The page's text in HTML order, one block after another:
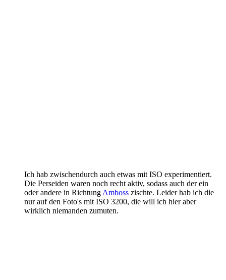
Ich hab zwischendurch auch etwas mit ISO experimentiert.
Die Perseiden waren noch recht aktiv, sodass auch der ein
oder andere in Richtung Amboss zischte. Leider hab ich die
nur auf den Foto's mit ISO 3200, die will ich hier aber
wirklich niemanden zumuten.